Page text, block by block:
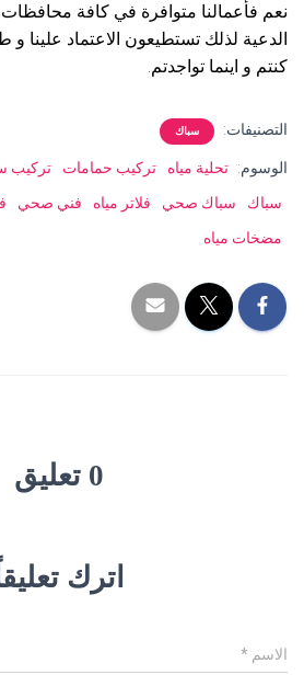
نعم فأعمالنا متوافرة في كافة
الدعية لذلك تستطيعون الاعتماد علينا
كنتم و اينما تواجدتم.
التصنيفات: سباك
الوسوم: تحلية مياه تركيب حمامات تركيب
سباك
سباك صحي فلاتر مياه فني صحي
مضخات مياه
0 تعليق
اترك
الاسم *